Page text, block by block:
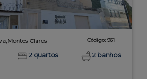
Claros Código: 961
2 quartos
2 banhos